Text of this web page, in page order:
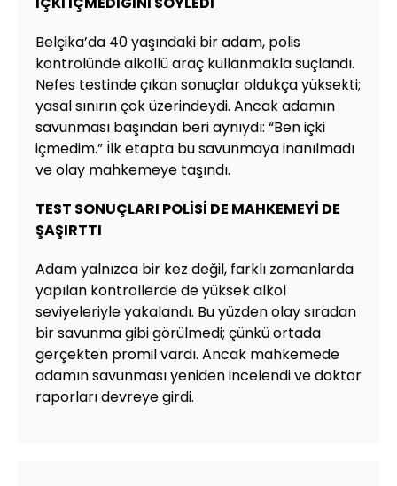
Belçika’da 40 yaşındaki bir adam, polis
kontrolünde alkollü araç kullanmakla suçlandı.
Nefes testinde çıkan sonuçlar oldukça yüksekti;
yasal sınırın çok üzerindeydi. Ancak adamın
savunması başından beri aynıydı: “Ben içki
içmedim.” İlk etapta bu savunmaya inanılmadı
ve olay mahkemeye taşındı.
TEST SONUÇLARI POLİSİ DE MAHKEMEYİ DE
ŞAŞIRTTI
Adam yalnızca bir kez değil, farklı zamanlarda
yapılan kontrollerde de yüksek alkol
seviyeleriyle yakalandı. Bu yüzden olay sıradan
bir savunma gibi görülmedi; çünkü ortada
gerçekten promil vardı. Ancak mahkemede
adamın savunması yeniden incelendi ve doktor
raporları devreye girdi.